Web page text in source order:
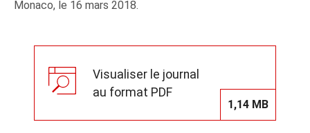
Monaco, le 16 mars 2018.
Visualiser le journal
au format PDF
1,14 MB